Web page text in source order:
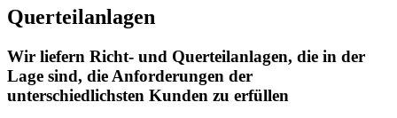
Querteilanlagen
Wir liefern Richt- und Querteilanlagen, die in der
Lage sind, die Anforderungen der
unterschiedlichsten Kunden zu erfüllen